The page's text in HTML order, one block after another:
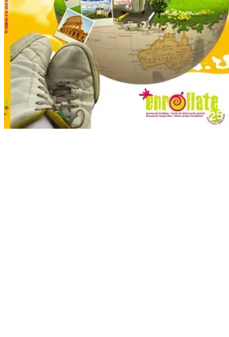
calendario de actividades
de animación dirigidas a
todos los públicos. La
Bañeza inauguró en la tarde de este
martes 4 de agosto una nueva edición de
su tradicional Mercado Medieval, que
hasta el próximo 6 […]